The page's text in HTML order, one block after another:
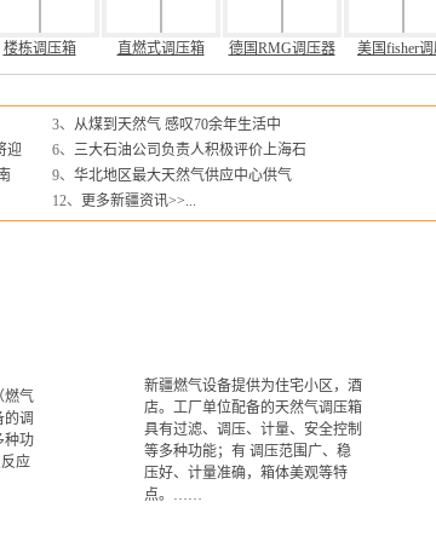
楼栋调压箱 直燃式调压箱 德国RMG调压器 美国fisher
3、 从煤到天然气 感叹70余年生活中
迎 6、 三大石油公司负责人积极评价上海石
9、 华北地区最大天然气供应中心供气
12、 更多新疆资讯>>...
燃气
调
种功
应
新疆燃气设备提供为住宅小区，酒
店。工厂单位配备的天然气调压箱
具有过滤、调压、计量、安全控制
等多种功能；有 调压范围广、稳
压好、计量准确，箱体美观等特
点。……